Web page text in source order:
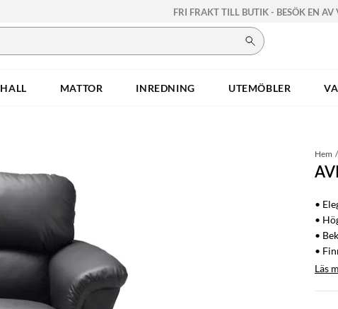
FRI FRAKT TILL BUTIK - BESÖK EN
HALL MATTOR INREDNING UTEMÖBLER
Hem
•
•
•
•
Läs